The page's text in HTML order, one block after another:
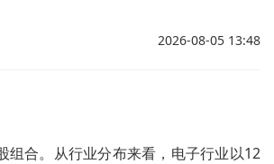
2026-08-05 13:48
组合。从行业分布来看，电子行业以12